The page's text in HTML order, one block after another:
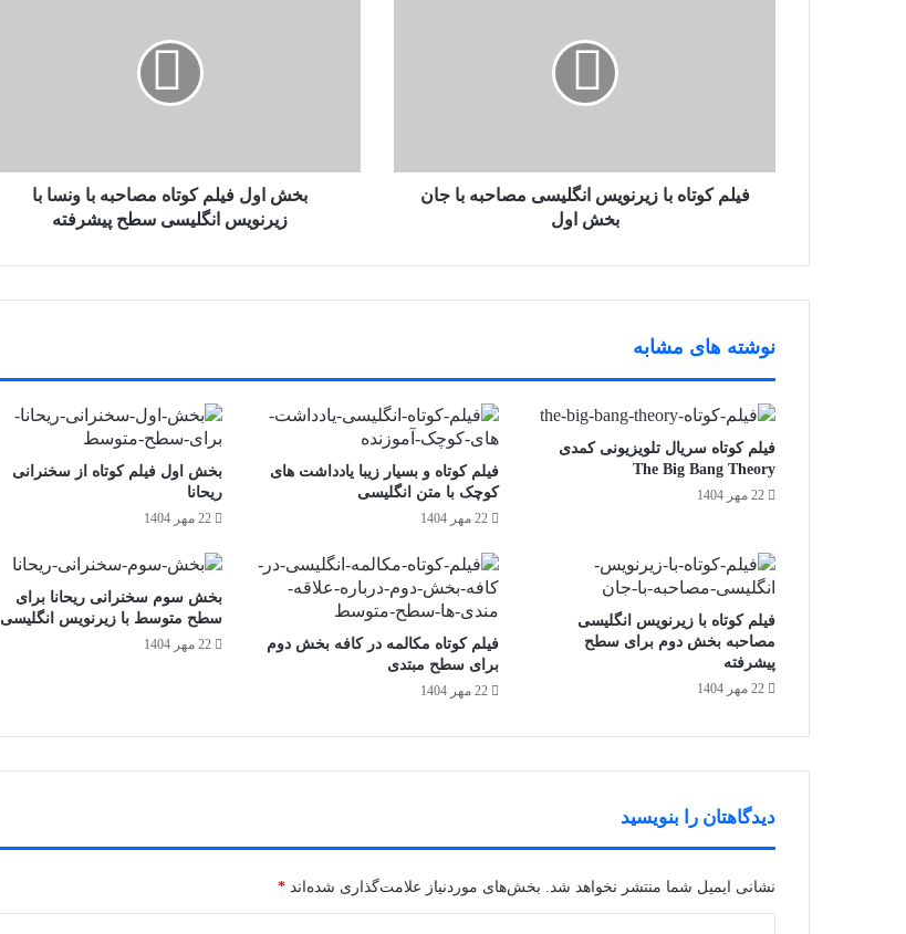
فیلم کوتاه با زیرنویس انگلیسی مصاحبه با جان
بخش اول
بخش اول فیلم کوتاه مصاحبه با ونسا با
زیرنویس انگلیسی سطح پیشرفته
نوشته های مشابه
فیلم کوتاه سریال تلویزیونی کمدی
The Big Bang Theory
22 مهر 1404
فیلم کوتاه و بسیار زیبا یادداشت های
کوچک با متن انگلیسی
22 مهر 1404
بخش اول فیلم کوتاه از سخنرانی
ریحانا
22 مهر 1404
فیلم کوتاه با زیرنویس انگلیسی
مصاحبه بخش دوم برای سطح
پیشرفته
22 مهر 1404
فیلم کوتاه مکالمه در کافه بخش دوم
برای سطح مبتدی
22 مهر 1404
بخش سوم سخنرانی ریحانا برای
سطح متوسط با زیرنویس انگلیسی
22 مهر 1404
دیدگاهتان را بنویسید
نشانی ایمیل شما منتشر نخواهد شد. بخش‌های موردنیاز علامت‌گذاری شده‌اند *